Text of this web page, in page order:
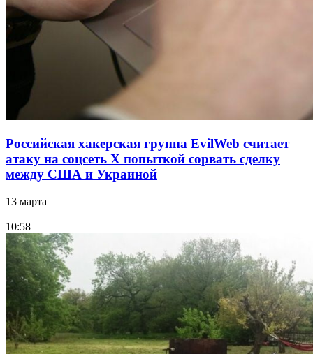
Российская хакерская группа EvilWeb считает
атаку на соцсеть Х попыткой сорвать сделку
между США и Украиной
13 марта
10:58